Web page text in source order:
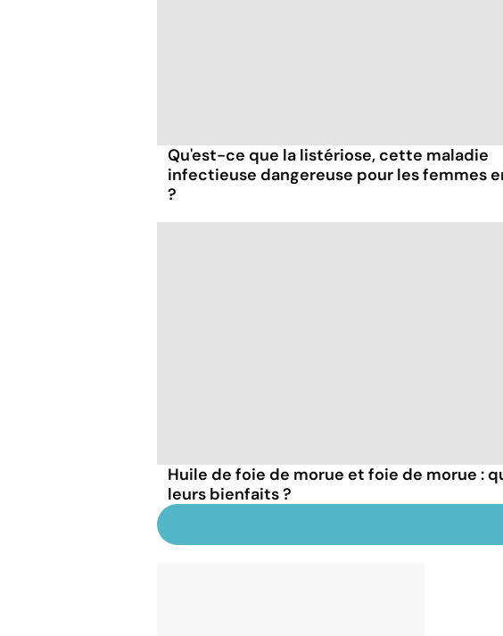
Qu'est-ce que la listériose, cette maladie
infectieuse dangereuse pour les femmes
?
Huile de foie de morue et foie de morue :
leurs bienfaits ?